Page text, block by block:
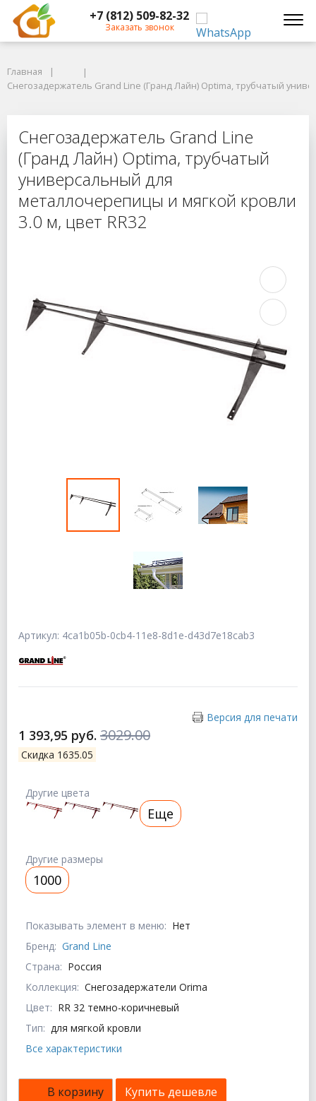
+7 (812) 509-82-32
Заказать звонок
Снегозадержатель Grand Line (Гранд Лайн) Optima, трубчатый
Снегозадержатель Grand Line
Главная
Снегозадержатель Grand Line (Гранд Лайн) Optima, трубчатый
Снегозадержатель Grand Line
(Гранд Лайн) Optima, трубчатый
универсальный для
металлочерепицы и мягкой кровли
3.0 м, цвет RR32
Артикул: 4ca1b05b-0cb4-11e8-8d1e-d43d7e18cab3
Версия для печати
1 393,95 руб. 3029.00
Скидка 1635.05
Показывать элемент в меню: Нет
Бренд: Grand Line
Страна: Россия
Коллекция: Снегозадержатели Orima
Цвет: RR 32 темно-коричневый
Тип: для мягкой кровли
Все характеристики
Другие цвета
Еще
Другие размеры
1000
В корзину Купить дешевле